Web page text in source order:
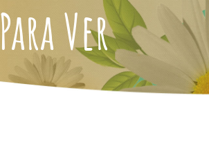
Para Ver